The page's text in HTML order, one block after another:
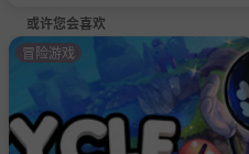
或许您会喜欢
冒险游戏